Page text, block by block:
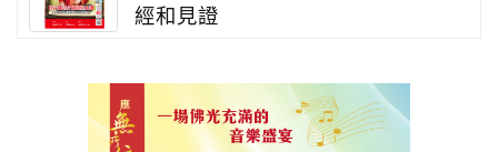
經和見證